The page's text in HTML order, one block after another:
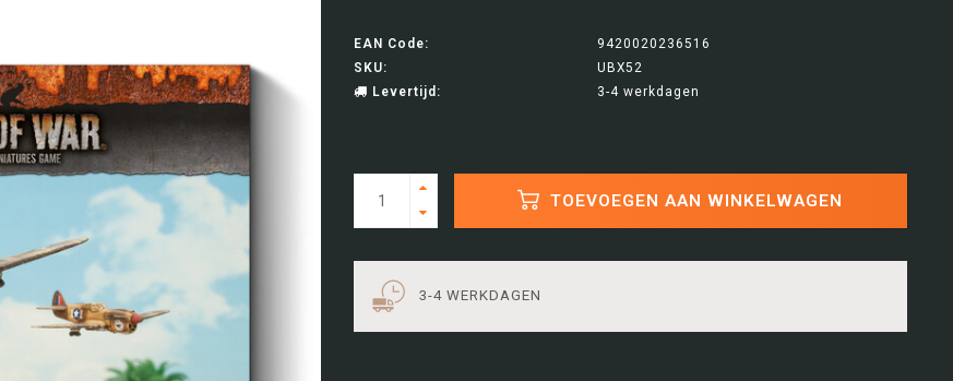
EAN Code:
9420020236516
SKU:
UBX52
Levertijd:
3-4 werkdagen
TOEVOEGEN AAN WINKELWAGEN
3-4 WERKDAGEN